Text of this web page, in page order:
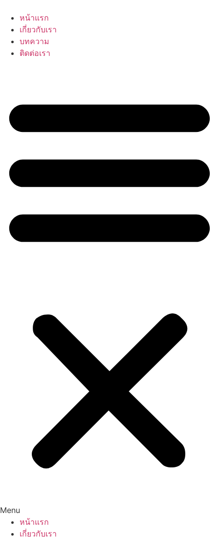
content
หน้าแรก
เกี่ยวกับเรา
บทความ
ติดต่อเรา
Menu
หน้าแรก
เกี่ยวกับเรา